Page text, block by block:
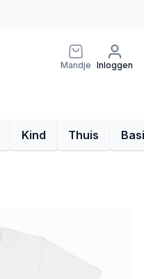
Mandje Inloggen
Kind Thuis